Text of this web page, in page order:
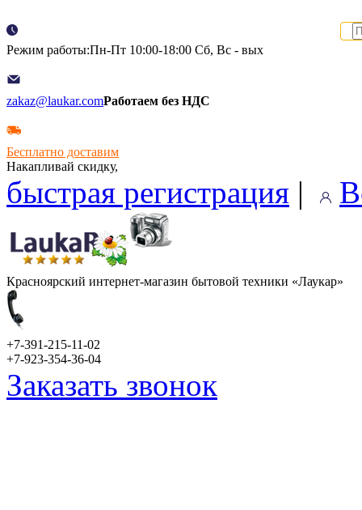
Режим работы:Пн-Пт 10:00-18:00 Сб, Вс - вых
zakaz@laukar.comРаботаем без НДС
Бесплатно доставим
Накапливай скидку,
быстрая регистрация |
Красноярский интернет-магазин бытовой техники «Лаукар»
+7-391-215-11-02
+7-923-354-36-04
Заказать звонок